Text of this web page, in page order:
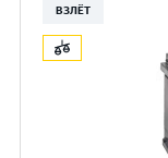
ВЗЛЁТ